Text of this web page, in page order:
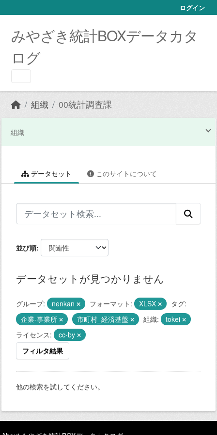
ログイン
みやざき統計BOXデータカタ
ログ
組織 00統計調査課
組織
データセット このサイトについて
並び順
データセットが見つかりません
グループ: nenkan フォーマット: XLSX
タグ:
企業-事業所
市町村_経済基盤 組織:
tokei
ライセンス:
cc-by
フィルタ結果
他の検索を試してください。